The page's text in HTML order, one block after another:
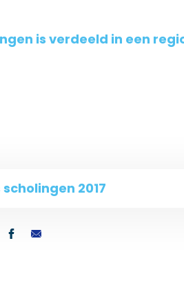
is verdeeld in een
2017